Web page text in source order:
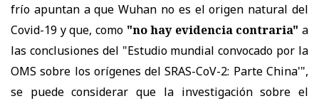
frío apuntan a que Wuhan no es el origen natural del
Covid-19 y que, como "no hay evidencia contraria" a
las conclusiones del "Estudio mundial convocado por la
OMS sobre los orígenes del SRAS-CoV-2: Parte China'",
se puede considerar que la investigación sobre el